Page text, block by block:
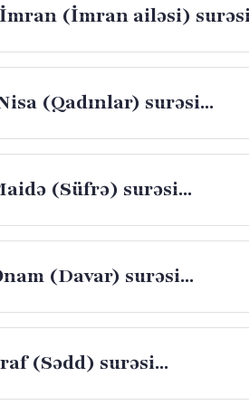
(İmran ailəsi)
(Qadınlar) surəsi...
(Süfrə) surəsi...
(Davar) surəsi...
(Sədd) surəsi...